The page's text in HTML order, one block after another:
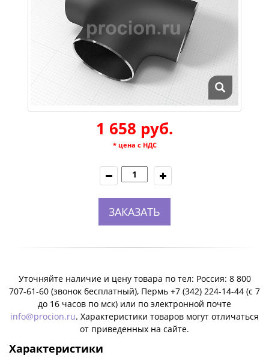
1 658 руб.
* цена с НДС
ЗАКАЗАТЬ
Уточняйте наличие и цену товара по тел: Россия: 8 800
707-61-60 (звонок бесплатный), Пермь +7 (342) 224-14-44 (c 7
до 16 часов по мск) или по электронной почте
info@procion.ru. Характеристики товаров могут отличаться
от приведенных на сайте.
Характеристики